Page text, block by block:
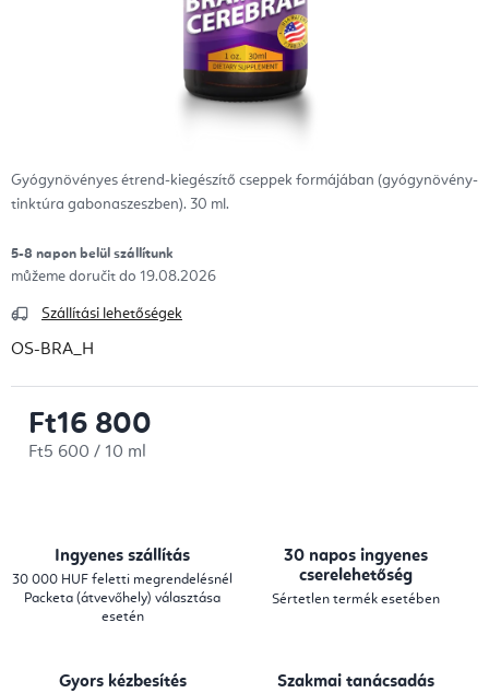
Gyógynövényes étrend-kiegészítő cseppek formájában (gyógynövény-
tinktúra gabonaszeszben). 30 ml.
5-8 napon belül szállítunk
19.08.2026
Szállítási lehetőségek
OS-BRA_H
Ft16 800
Egységár:
Ft5 600 / 10 ml
Ingyenes szállítás
30 000 HUF feletti megrendelésnél
Packeta (átvevőhely) választása
esetén
30 napos ingyenes
cserelehetőség
Sértetlen termék esetében
Gyors kézbesítés Szakmai tanácsadás